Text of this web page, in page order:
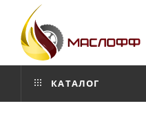
КАТАЛОГ